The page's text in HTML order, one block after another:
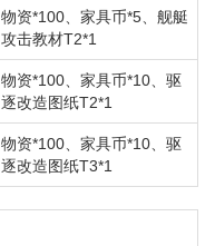
物资*100、家具币*5、舰艇
攻击教材T2*1
物资*100、家具币*10、驱
逐改造图纸T2*1
物资*100、家具币*10、驱
逐改造图纸T3*1